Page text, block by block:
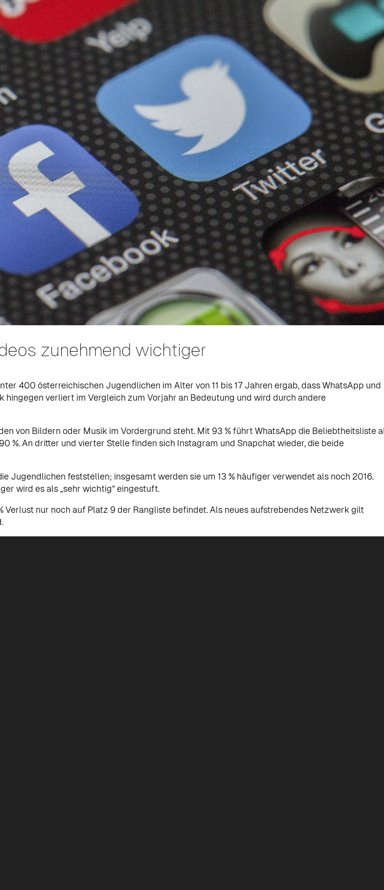
zunehmend wichtiger
400 österreichischen Jugendlichen im Alter von 11 bis 17 Jahren ergab, dass WhatsApp und
verliert im Vergleich zum Vorjahr an Bedeutung und wird durch andere
von Bildern oder Musik im Vordergrund steht. Mit 93 % führt WhatsApp die Beliebtheitsliste
%. An dritter und vierter Stelle finden sich Instagram und Snapchat wieder, die beide
Jugendlichen feststellen; insgesamt werden sie um 13 % häufiger verwendet als noch 2016.
wird es als „sehr wichtig“ eingestuft.
Verlust nur noch auf Platz 9 der Rangliste befindet. Als neues aufstrebendes Netzwerk gilt